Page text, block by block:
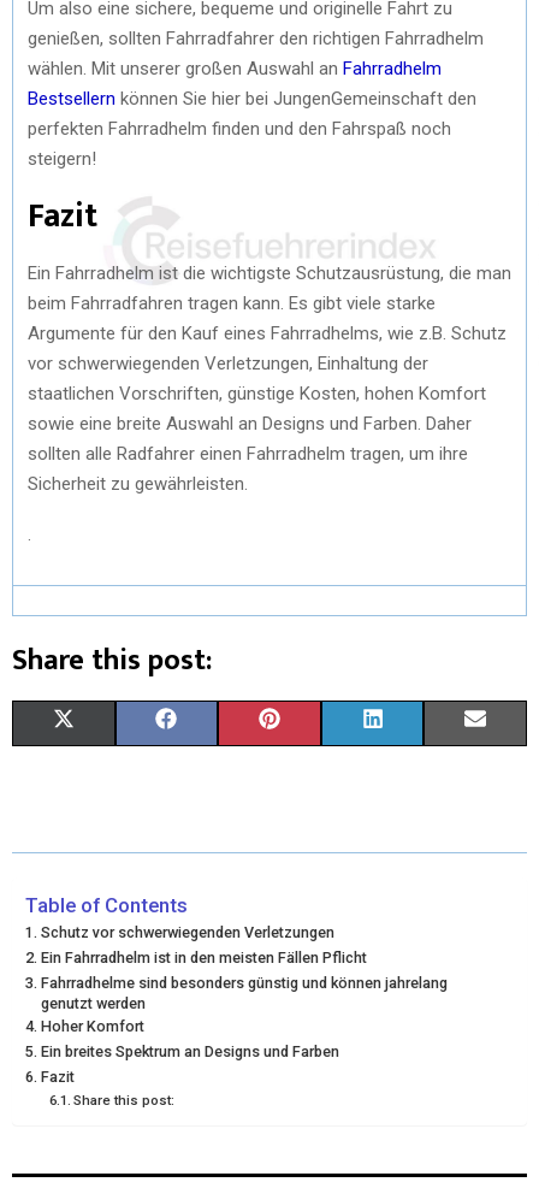
Um also eine sichere, bequeme und originelle Fahrt zu
genießen, sollten Fahrradfahrer den richtigen Fahrradhelm
wählen. Mit unserer großen Auswahl an Fahrradhelm
Bestsellern können Sie hier bei JungenGemeinschaft den
perfekten Fahrradhelm finden und den Fahrspaß noch
steigern!
Fazit
Ein Fahrradhelm ist die wichtigste Schutzausrüstung, die man
beim Fahrradfahren tragen kann. Es gibt viele starke
Argumente für den Kauf eines Fahrradhelms, wie z.B. Schutz
vor schwerwiegenden Verletzungen, Einhaltung der
staatlichen Vorschriften, günstige Kosten, hohen Komfort
sowie eine breite Auswahl an Designs und Farben. Daher
sollten alle Radfahrer einen Fahrradhelm tragen, um ihre
Sicherheit zu gewährleisten.
Share this post:
W
T
T
E
E
O
O
T
R
E
K
I
I
Table of Contents
Schutz vor schwerwiegenden Verletzungen
Ein Fahrradhelm ist in den meisten Fällen Pflicht
Fahrradhelme sind besonders günstig und können jahrelang
genutzt werden
Hoher Komfort
Ein breites Spektrum an Designs und Farben
Fazit
Share this post: